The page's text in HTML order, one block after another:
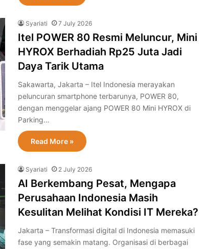
Syariati 7 July 2026
Itel POWER 80 Resmi Meluncur, Mini
HYROX Berhadiah Rp25 Juta Jadi
Daya Tarik Utama
‎‎Sakawarta, Jakarta – Itel Indonesia merayakan
peluncuran smartphone terbarunya, POWER 80,
dengan menggelar ajang POWER 80 Mini HYROX di
Parking…
Read More »
Syariati 2 July 2026
AI Berkembang Pesat, Mengapa
Perusahaan Indonesia Masih
Kesulitan Melihat Kondisi IT Mereka?
Jakarta – Transformasi digital di Indonesia memasuki
fase yang semakin matang. Organisasi di berbagai